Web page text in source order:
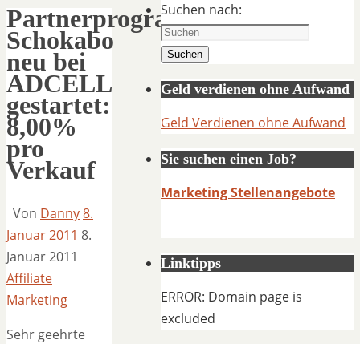
Partnerprogramm
Schokabo
neu bei
ADCELL
gestartet:
8,00%
pro
Verkauf
Von Danny8.
Januar 2011 8.
Januar 2011
Affiliate
Marketing
Sehr geehrte
Suchen nach:
Suchen
Geld verdienen ohne Aufwand
Geld Verdienen ohne Aufwand
Sie suchen einen Job?
Marketing Stellenangebote
Linktipps
ERROR: Domain page is
excluded